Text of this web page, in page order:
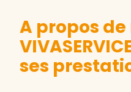
A propos
ses